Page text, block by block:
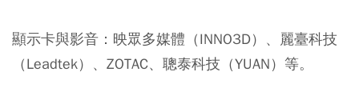
顯示卡與影音：映眾多媒體（INNO3D）、麗臺科技
（Leadtek）、ZOTAC、聰泰科技（YUAN）等。